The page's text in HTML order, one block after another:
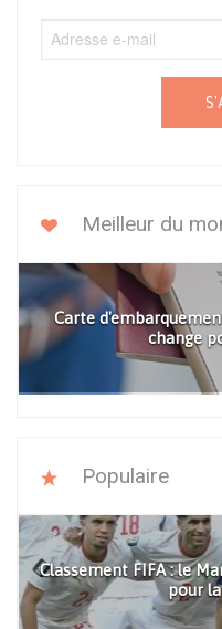
Meilleur du
Carte
change
Populaire
Classement FIFA : le
pour